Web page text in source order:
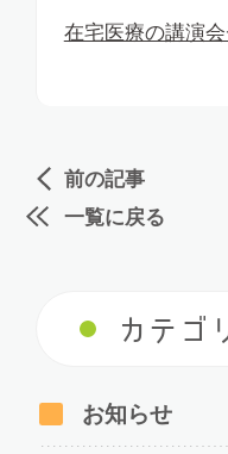
在宅医療の講演
前の記事
一覧に戻る
カテゴ
お知らせ